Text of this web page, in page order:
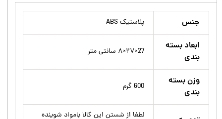
جنس پلاستیک ABS
ابعاد بسته
بندی
27×۲۷×۸ سانتی متر
وزن بسته
بندی
600 گرم
لطفا از شستن این کالا بامواد شوینده